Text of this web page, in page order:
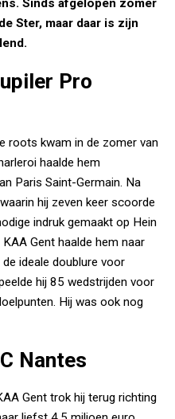
Sinds afgelopen zomer
Ster, maar daar is zijn
Pro
roots kwam in de zomer van
haalde hem
Paris Saint-Germain. Na
hij zeven keer scoorde
indruk gemaakt op Hein
Gent haalde hem naar
ideale doublure voor
hij 85 wedstrijden voor
Hij was ook nog
Nantes
Gent trok hij terug richting